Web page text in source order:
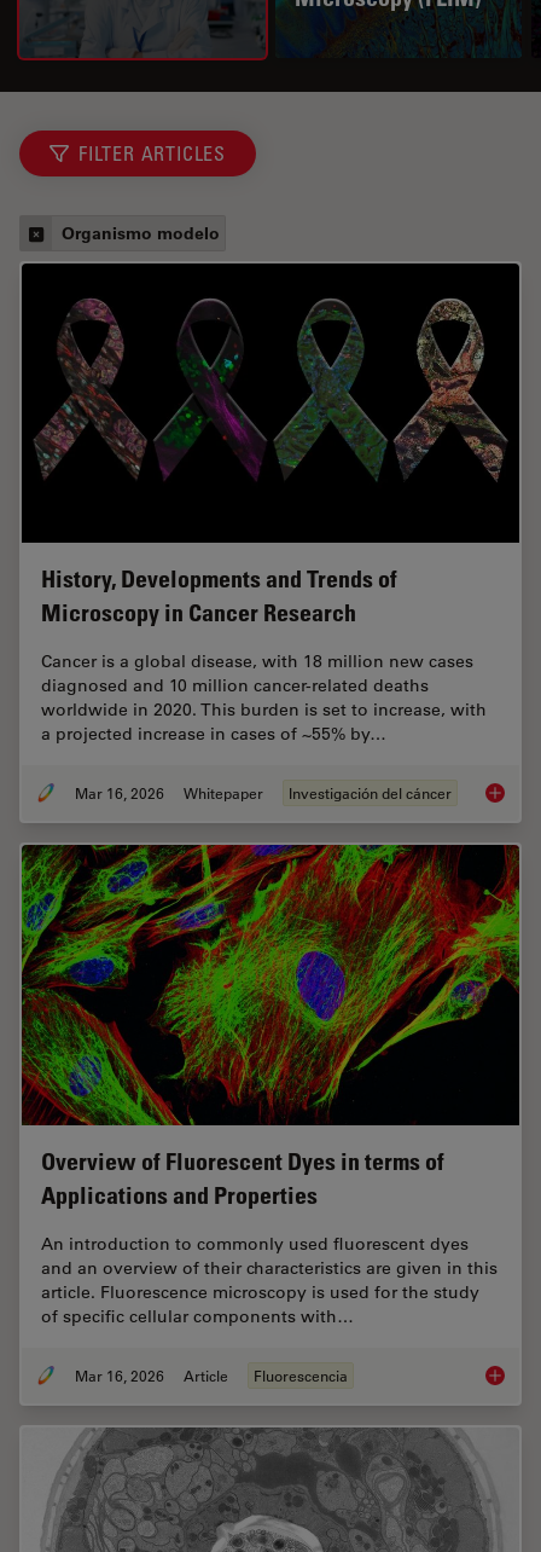
FILTER ARTICLES
Organismo modelo
History, Developments and Trends of
Microscopy in Cancer Research
Cancer is a global disease, with 18 million new cases
diagnosed and 10 million cancer-related deaths
worldwide in 2020. This burden is set to increase, with
a projected increase in cases of ~55% by…
Mar 16, 2026 Whitepaper Investigación del cáncer
Overview of Fluorescent Dyes in terms of
Applications and Properties
An introduction to commonly used fluorescent dyes
and an overview of their characteristics are given in this
article. Fluorescence microscopy is used for the study
of specific cellular components with…
Mar 16, 2026 Article Fluorescencia